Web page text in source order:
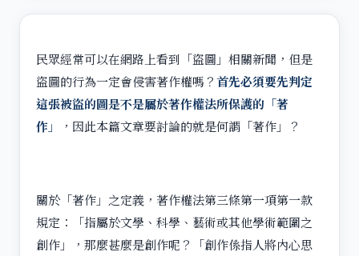
民眾經常可以在網路上看到「盜圖」相關新聞，但是
盜圖的行為一定會侵害著作權嗎？首先必須要先判定
這張被盜的圖是不是屬於著作權法所保護的「著
作」
，因此本篇文章要討論的就是何謂「著作」？
關於「著作」之定義，著作權法第三條第一項第一款
規定：「指屬於文學、科學、藝術或其他學術範圍之
創作」，那麼甚麼是創作呢？「創作係指人將內心思